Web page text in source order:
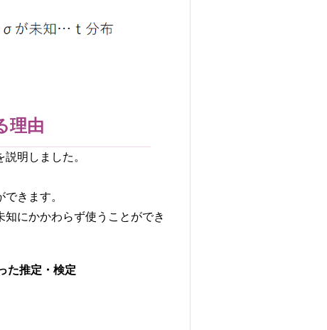
理由
明しました。
きます。
にかかわらず使うことができ
た推定・検定